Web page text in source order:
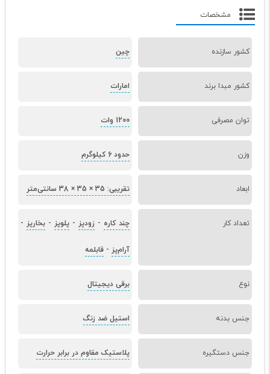
مشخصات
کشور سازنده چین
کشور مبدا برند امارات
توان مصرفی 1200 وات
وزن حدود 6 کیلوگرم
ابعاد تقریبی: 35 × 35 × 38 سانتی‌متر
تعداد کار چند کاره - زودپز - پلوپز - بخارپز -
آرام‌پز - قابلمه
نوع برقی دیجیتال
جنس بدنه استیل ضد زنگ
جنس دستگیره پلاستیک مقاوم در برابر حرارت